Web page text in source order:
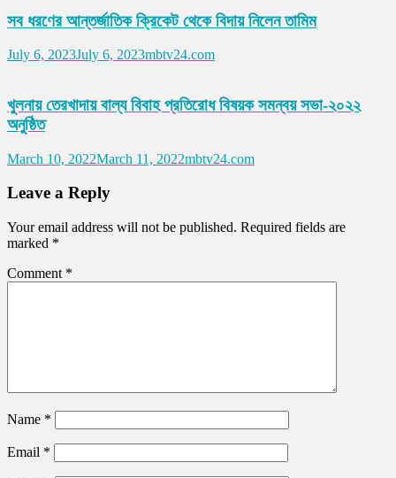
সব ধরণের আন্তর্জাতিক ক্রিকেট থেকে বিদায় নিলেন তামিম
July 6, 2023July 6, 2023mbtv24.com
খুলনায় তেরখাদায় বাল্য বিবাহ প্রতিরোধ বিষয়ক সমন্বয় সভা-২০২২
অনুষ্ঠিত
March 10, 2022March 11, 2022mbtv24.com
Leave a Reply
Your email address will not be published. Required fields are
marked *
Comment *
Name *
Email *